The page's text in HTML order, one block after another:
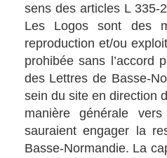
sens des articles L 335-
Les Logos sont des
reproduction et/ou
prohibée sans l’accord
des Lettres de Basse-
sein du site en direction
manière générale
sauraient engager la
Basse-Normandie. La